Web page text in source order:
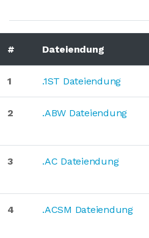
# Dateiendung
1 .1ST Dateiendung
2 .ABW Dateiendung
3 .AC Dateiendung
4 .ACSM Dateiendung